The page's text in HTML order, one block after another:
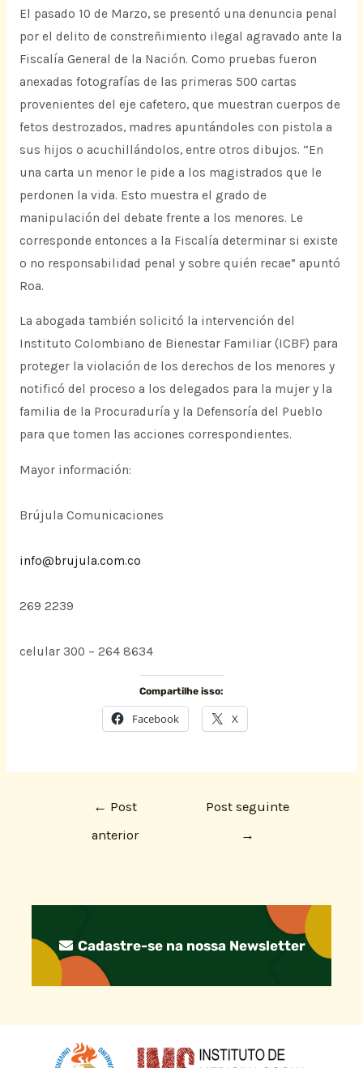
El pasado 10 de Marzo, se presentó una denuncia penal
por el delito de constreñimiento ilegal agravado ante la
Fiscalía General de la Nación. Como pruebas fueron
anexadas fotografías de las primeras 500 cartas
provenientes del eje cafetero, que muestran cuerpos de
fetos destrozados, madres apuntándoles con pistola a
sus hijos o acuchillándolos, entre otros dibujos. “En
una carta un menor le pide a los magistrados que le
perdonen la vida. Esto muestra el grado de
manipulación del debate frente a los menores. Le
corresponde entonces a la Fiscalía determinar si existe
o no responsabilidad penal y sobre quién recae” apuntó
Roa.
La abogada también solicitó la intervención del
Instituto Colombiano de Bienestar Familiar (ICBF) para
proteger la violación de los derechos de los menores y
notificó del proceso a los delegados para la mujer y la
familia de la Procuraduría y la Defensoría del Pueblo
para que tomen las acciones correspondientes.
Mayor información:
Brújula Comunicaciones
info@brujula.com.co
269 2239
celular 300 – 264 8634
Compartilhe isso:
Facebook X
← Post
anterior
Post seguinte
→
Cadastre-se na nossa Newsletter